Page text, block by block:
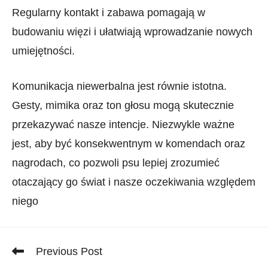
Regularny kontakt i zabawa pomagają w
budowaniu więzi i ułatwiają wprowadzanie nowych
umiejętności.
Komunikacja niewerbalna jest równie istotna.
Gesty, mimika oraz​ ton głosu mogą skutecznie​
przekazywać nasze intencje. Niezwykle ważne
jest, aby być konsekwentnym w komendach oraz
nagrodach, co pozwoli psu lepiej zrozumieć
otaczający go świat i nasze oczekiwania względem⁣
niego
Read
Previous Post